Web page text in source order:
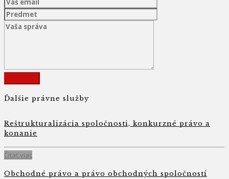
Ďalšie právne služby
Reštrukturalizácia spoločnosti, konkurzné právo a
konanie
Čítať viac
Obchodné právo a právo obchodných spoločností